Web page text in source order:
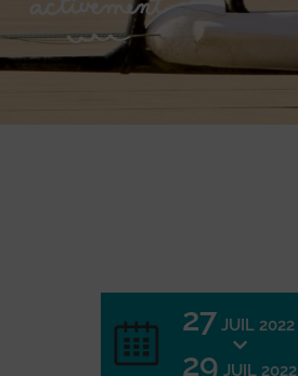
27 JUIL 2022
29 JUIL 2022